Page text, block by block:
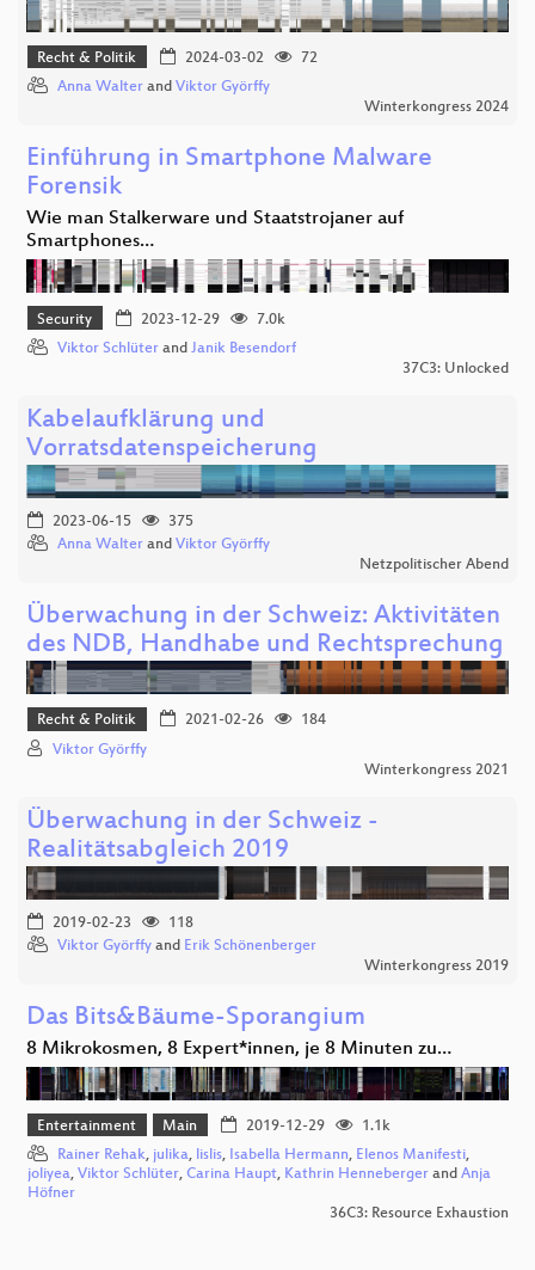
Recht & Politik 2024-03-02
72
Anna Walter and Viktor Györffy
Winterkongress 2024
Einführung in Smartphone Malware
Forensik
Wie man Stalkerware und Staatstrojaner auf
Smartphones…
Security 2023-12-29
7.0k
Viktor Schlüter and Janik Besendorf
37C3: Unlocked
Kabelaufklärung und
Vorratsdatenspeicherung
2023-06-15
375
Anna Walter and Viktor Györffy
Netzpolitischer Abend
Überwachung in der Schweiz: Aktivitäten
des NDB, Handhabe und Rechtsprechung
Recht & Politik 2021-02-26
184
Viktor Györffy
Winterkongress 2021
Überwachung in der Schweiz -
Realitätsabgleich 2019
2019-02-23
118
Viktor Györffy and Erik Schönenberger
Winterkongress 2019
Das Bits&Bäume-Sporangium
8 Mikrokosmen, 8 Expert*innen, je 8 Minuten zu…
Entertainment Main 2019-12-29
1.1k
Rainer Rehak, julika, lislis, Isabella Hermann, Elenos Manifesti,
joliyea, Viktor Schlüter, Carina Haupt, Kathrin Henneberger and Anja
Höfner
36C3: Resource Exhaustion